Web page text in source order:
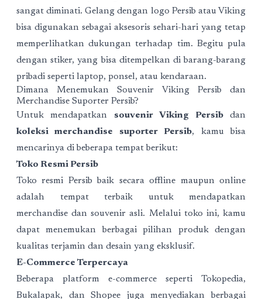
sangat diminati. Gelang dengan logo Persib atau Viking
bisa digunakan sebagai aksesoris sehari-hari yang tetap
memperlihatkan dukungan terhadap tim. Begitu pula
dengan stiker, yang bisa ditempelkan di barang-barang
pribadi seperti laptop, ponsel, atau kendaraan.
Dimana Menemukan Souvenir Viking Persib dan
Merchandise Suporter Persib?
Untuk mendapatkan souvenir Viking Persibdan
koleksi merchandise suporter Persib, kamu bisa
mencarinya di beberapa tempat berikut:
Toko Resmi Persib
Toko resmi Persib baik secara offline maupun online
adalah tempat terbaik untuk mendapatkan
merchandise dan souvenir asli. Melalui toko ini, kamu
dapat menemukan berbagai pilihan produk dengan
kualitas terjamin dan desain yang eksklusif.
E-Commerce Terpercaya
Beberapa platform e-commerce seperti Tokopedia,
Bukalapak, dan Shopee juga menyediakan berbagai